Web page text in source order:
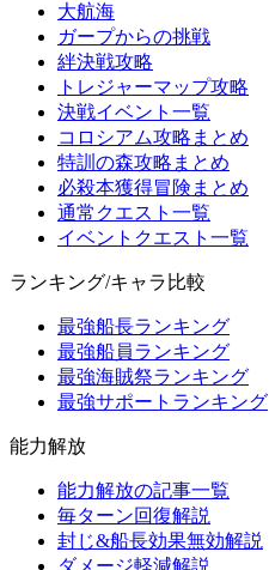
大航海
ガープからの挑戦
絆決戦攻略
トレジャーマップ攻略
決戦イベント一覧
コロシアム攻略まとめ
特訓の森攻略まとめ
必殺本獲得冒険まとめ
通常クエスト一覧
イベントクエスト一覧
ランキング/キャラ比較
最強船長ランキング
最強船員ランキング
最強海賊祭ランキング
最強サポートランキング
能力解放
能力解放の記事一覧
毎ターン回復解説
封じ&船長効果無効解説
ダメージ軽減解説